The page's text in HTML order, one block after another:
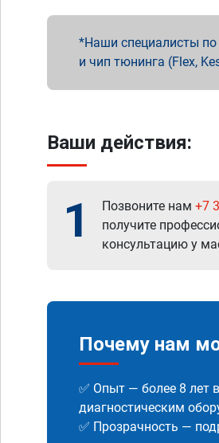
Наши специалисты
и чип тюнинга (Flex,
Ваши действия:
1 Позвоните нам +7
получите
консультацию у
Почему нам
✅ Опыт — более 8 лет
диагностическим
✅ Прозрачность —